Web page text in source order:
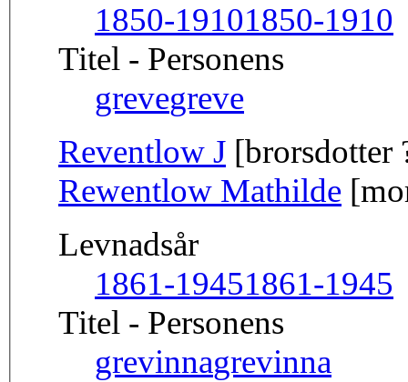
1850-19101850-1910
Titel - Personens
grevegreve
Reventlow J [brorsdotter
Rewentlow Mathilde
Levnadsår
1861-19451861-1945
Titel - Personens
grevinnagrevinna